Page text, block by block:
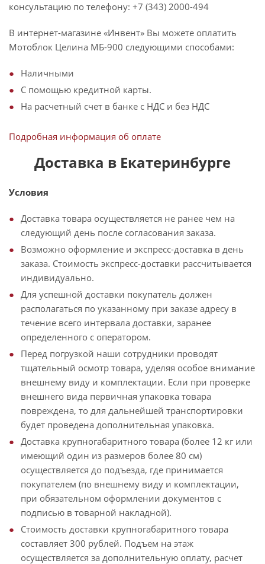
консультацию по телефону: +7 (343) 2000-494
В интернет-магазине «Инвент» Вы можете оплатить
Мотоблок Целина МБ-900 следующими способами:
Наличными
С помощью кредитной карты.
На расчетный счет в банке с НДС и без НДС
Подробная информация об оплате
Доставка в Екатеринбурге
Условия
Доставка товара осуществляется не ранее чем на
следующий день после согласования заказа.
Возможно оформление и экспресс-доставка в день
заказа. Стоимость экспресс-доставки рассчитывается
индивидуально.
Для успешной доставки покупатель должен
располагаться по указанному при заказе адресу в
течение всего интервала доставки, заранее
определенного с оператором.
Перед погрузкой наши сотрудники проводят
тщательный осмотр товара, уделяя особое внимание
внешнему виду и комплектации. Если при проверке
внешнего вида первичная упаковка товара
повреждена, то для дальнейшей транспортировки
будет проведена дополнительная упаковка.
Доставка крупногабаритного товара (более 12 кг или
имеющий один из размеров более 80 см)
осуществляется до подъезда, где принимается
покупателем (по внешнему виду и комплектации,
при обязательном оформлении документов с
подписью в товарной накладной).
Стоимость доставки крупногабаритного товара
составляет 300 рублей. Подъем на этаж
осуществляется за дополнительную оплату, расчет